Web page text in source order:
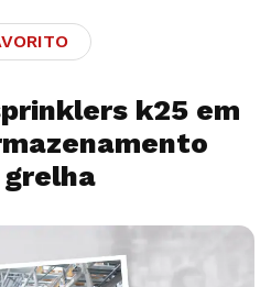
k25 em